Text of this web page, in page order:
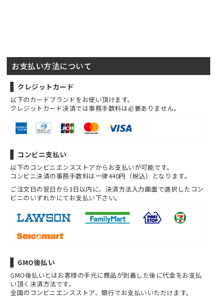
お支払い方法について
クレジットカード
以下のカードブランドをお使い頂けます。
クレジットカード決済では事務手数料は必要ありません。
コンビニ支払い
以下のコンビニエンスストアからお支払いが可能です。
コンビニ決済の事務手数料は一律440円（税込）となります。
ご注文日の翌日から3日以内に、決済方法入力画面で選択したコン
ビニのいずれかにてお支払い下さい。
GMO後払い
GMO後払いとはお客様の手元に商品が到着した後に代金をお支払
い頂く決済方法です。
全国のコンビニエンスストア、銀行でお支払いいただけます。